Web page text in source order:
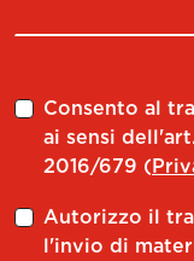
Consento al
ai sensi
2016/679 (
Autorizzo il
l'invio di